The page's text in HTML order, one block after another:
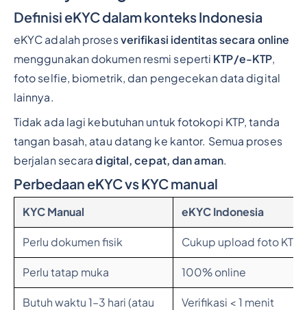
Definisi eKYC dalam konteks Indonesia
eKYC adalah prosesverifikasi identitas secara online
menggunakan dokumen resmi seperti KTP/e-KTP,
foto selfie, biometrik, dan pengecekan data digital
lainnya.
Tidak ada lagi kebutuhan untuk fotokopi KTP, tanda
tangan basah, atau datang ke kantor. Semua proses
berjalan secaradigital, cepat, dan aman.
Perbedaan eKYC vs KYC manual
KYC Manual eKYC Indonesia
Perlu dokumen fisik Cukup upload foto KTP/
Perlu tatap muka 100% online
Butuh waktu 1–3 hari (atau
Verifikasi < 1 menit